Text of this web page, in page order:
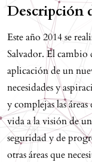
Descripción
Este año 2014 se
Salvador. El
aplicación de un
necesidades y
y complejas las
vida a la visión de
seguridad y de
otras áreas que